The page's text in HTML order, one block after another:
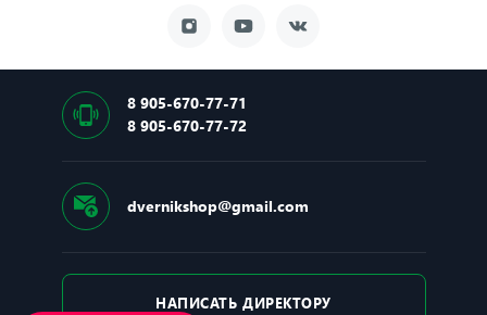
8 905-670-77-71
8 905-670-77-72
dvernikshop@gmail.com
НАПИСАТЬ ДИРЕКТОРУ